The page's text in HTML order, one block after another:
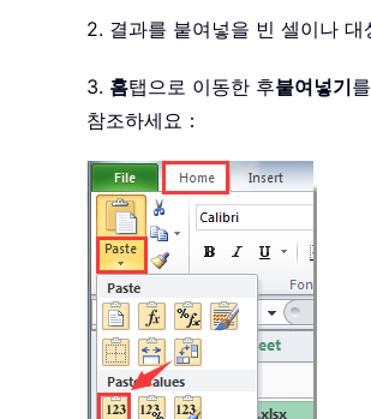
2. 결과를 붙여넣을 빈 셀이나 대
3. 홈탭으로 이동한 후붙여넣기
참조하세요：